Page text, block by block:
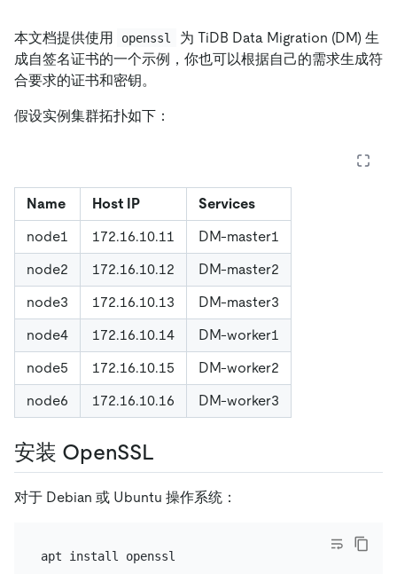
本文档提供使用 openssl
为 TiDB Data Migration (DM) 生
成自签名证书的一个示例，你也可以根据自己的需求生成符
合要求的证书和密钥。
假设实例集群拓扑如下：
Name Host IP
Services
node1
172.16.10.11
DM-master1
node2
172.16.10.12
DM-master2
node3
172.16.10.13
DM-master3
node4
172.16.10.14
DM-worker1
node5
172.16.10.15
DM-worker2
node6
172.16.10.16 DM-worker3
安装 OpenSSL
对于 Debian 或 Ubuntu 操作系统：